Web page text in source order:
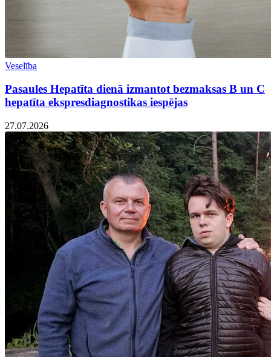
Veselība
Pasaules Hepatīta dienā izmantot bezmaksas B un C
hepatīta ekspresdiagnostikas iespējas
27.07.2026